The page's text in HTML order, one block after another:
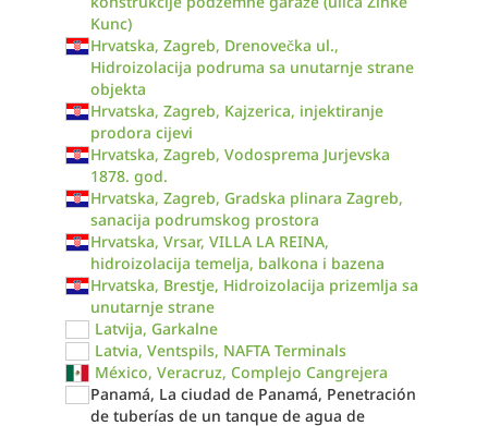
Kunc)
Hrvatska, Zagreb, Drenovečka ul.,
Hidroizolacija podruma sa unutarnje strane
objekta
Hrvatska, Zagreb, Kajzerica, injektiranje
prodora cijevi
Hrvatska, Zagreb, Vodosprema Jurjevska
1878. god.
Hrvatska, Zagreb, Gradska plinara Zagreb,
sanacija podrumskog prostora
Hrvatska, Vrsar, VILLA LA REINA,
hidroizolacija temelja, balkona i bazena
Hrvatska, Brestje, Hidroizolacija prizemlja sa
unutarnje strane
Latvija, Garkalne
Latvia, Ventspils, NAFTA Terminals
México, Veracruz, Complejo Cangrejera
Panamá, La ciudad de Panamá, Penetración
de tuberías de un tanque de agua de